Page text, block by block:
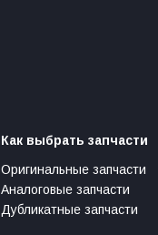
Как выбрать запчасти
Оригинальные запчасти
Аналоговые запчасти
Дубликатные запчасти